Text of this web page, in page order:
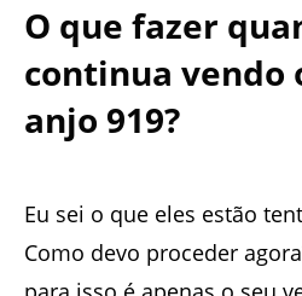
O que fazer
continua vendo
anjo 919?
Eu sei o que eles estão
Como devo proceder